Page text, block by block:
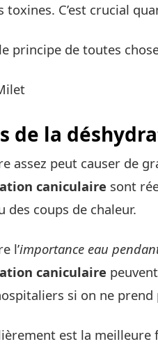
toxines. C’est crucial
le principe de toutes
de la
assez peut causer de
caniculaire sont
des coups de chaleur.
l’importance eau
caniculaire
si on ne prend
est la